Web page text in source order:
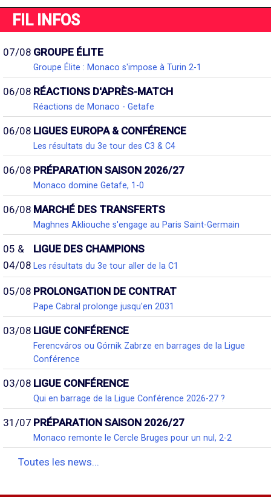
FIL INFOS
07/08 GROUPE ÉLITE
Groupe Élite : Monaco s'impose à Turin 2-1
06/08 RÉACTIONS D'APRÈS-MATCH
Réactions de Monaco - Getafe
06/08 LIGUES EUROPA & CONFÉRENCE
Les résultats du 3e tour des C3 & C4
06/08 PRÉPARATION SAISON 2026/27
Monaco domine Getafe, 1-0
06/08 MARCHÉ DES TRANSFERTS
Maghnes Akliouche s'engage au Paris Saint-Germain
05 &
04/08
LIGUE DES CHAMPIONS
Les résultats du 3e tour aller de la C1
05/08 PROLONGATION DE CONTRAT
Pape Cabral prolonge jusqu'en 2031
03/08 LIGUE CONFÉRENCE
Ferencváros ou Górnik Zabrze en barrages de la Ligue
Conférence
03/08 LIGUE CONFÉRENCE
Qui en barrage de la Ligue Conférence 2026-27 ?
31/07 PRÉPARATION SAISON 2026/27
Monaco remonte le Cercle Bruges pour un nul, 2-2
Toutes les news...